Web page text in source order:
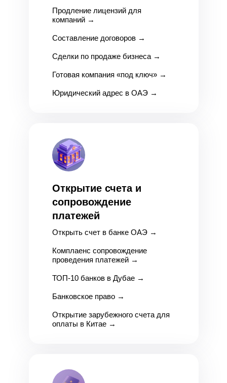
Продление лицензий для
компаний →
Составление договоров →
Сделки по продаже бизнеса →
Готовая компания «под ключ» →
Юридический адрес в ОАЭ →
Открытие счета и
сопровождение
платежей
Открыть счет в банке ОАЭ →
Комплаенс сопровождение
проведения платежей →
ТОП-10 банков в Дубае →
Банковское право →
Открытие зарубежного счета для
оплаты в Китае →